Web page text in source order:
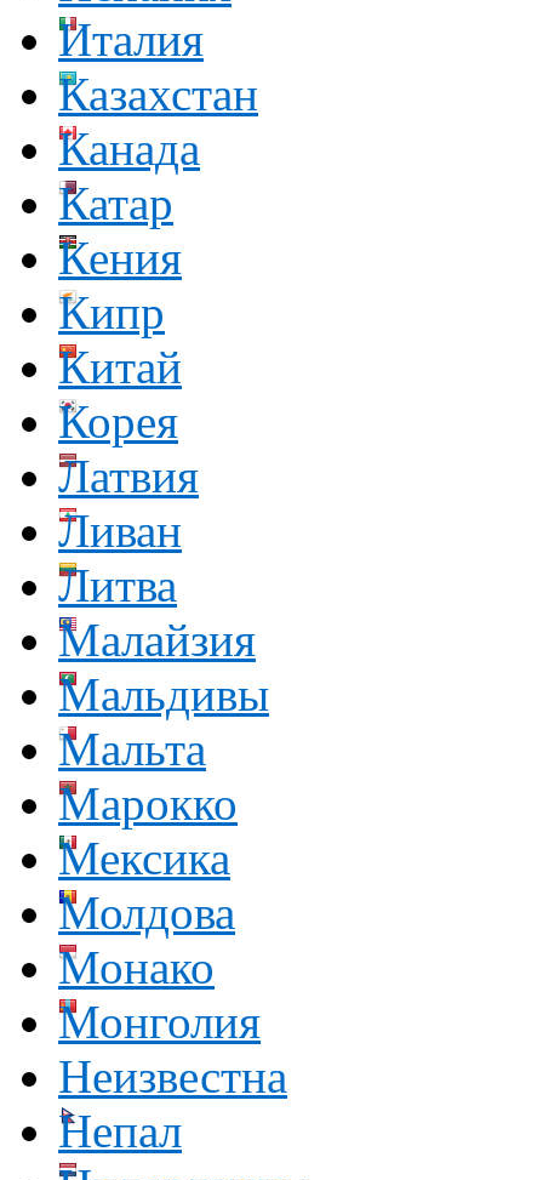
Италия
Казахстан
Канада
Катар
Кения
Кипр
Китай
Корея
Латвия
Ливан
Литва
Малайзия
Мальдивы
Мальта
Марокко
Мексика
Молдова
Монако
Монголия
Неизвестна
Непал